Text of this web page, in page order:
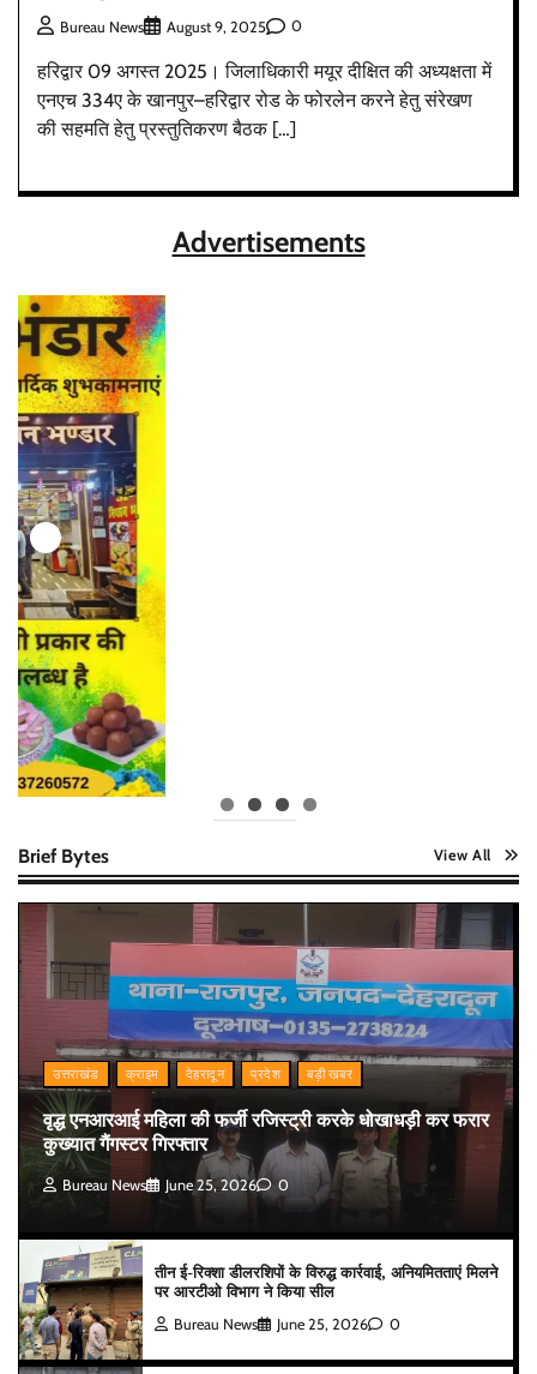
Bureau News August 9, 2025 0
हरिद्वार 09 अगस्त 2025। जिलाधिकारी मयूर दीक्षित की अध्यक्षता में
एनएच 334ए के खानपुर–हरिद्वार रोड के फोरलेन करने हेतु संरेखण
की सहमति हेतु प्रस्तुतिकरण बैठक […]
Advertisements
Brief Bytes View All
उत्तराखंड क्राइम देहरादून प्रदेश बड़ी खबर
वृद्ध एनआरआई महिला की फर्जी रजिस्ट्री करके धोखाधड़ी कर फरार
कुख्यात गैंगस्टर गिरफ्तार
Bureau News June 25, 2026 0
तीन ई-रिक्शा डीलरशिपों के विरुद्ध कार्रवाई, अनियमितताएं मिलने
पर आरटीओ विभाग ने किया सील
Bureau News June 25, 2026 0